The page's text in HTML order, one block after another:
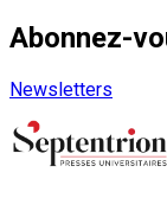
Abonnez-
Newsletters